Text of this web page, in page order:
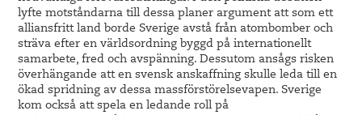
lyfte motståndarna till dessa planer argument att som ett
alliansfritt land borde Sverige avstå från atombomber och
sträva efter en världsordning byggd på internationellt
samarbete, fred och avspänning. Dessutom ansågs risken
överhängande att en svensk anskaffning skulle leda till en
ökad spridning av dessa massförstörelsevapen. Sverige
kom också att spela en ledande roll på